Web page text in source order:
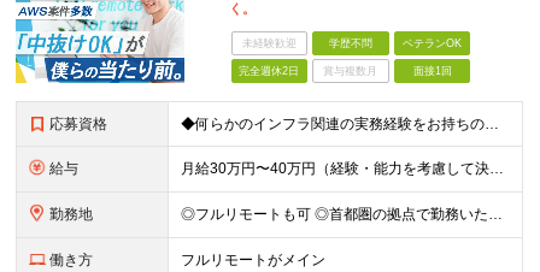
く。
未経験歓迎 学歴不問 ベテランOK
完全週休2日 賞与複数月 面接1回
応募資格 ◆何らかのインフラ関連の実務経験をお持ちの方 ◆学歴不問 ＜特に歓迎する方＞ ◆Linuxサーバーの構築・運用経験（3年以上） ◆パブリッククラウド（AWS / Azure / GCPいずれか）を用
給与 月給30万円〜40万円（経験・能力を考慮して決定） ※固定残業代20時間分（4.0〜5.5万円）含む／超過分は全額支給 ※経験・スキルを考慮のうえ決定いたします ※6ヶ月の試用期間あり。期間中の待遇に
勤務地 ◎フルリモートも可 ◎首都圏の拠点で勤務いただくことを想定しております ■本社（湘南本社） 神奈川県藤沢市辻堂神台2-2-1 アイクロス湘南8階 └JR東海道線「辻堂駅」徒歩3分 ■東北支社 秋田
働き方 フルリモートがメイン